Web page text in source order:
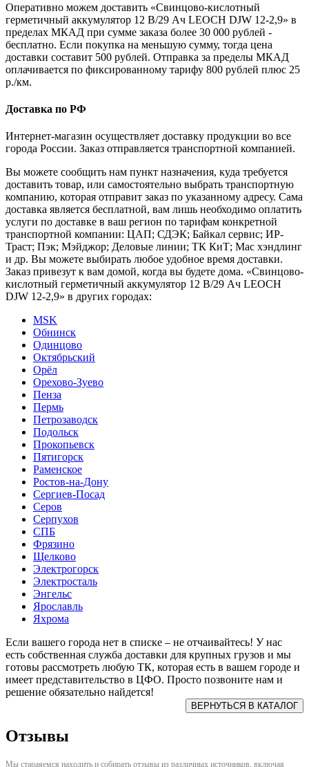
Оперативно можем доставить «Свинцово-кислотный
герметичный аккумулятор 12 В/29 Ач LEOCH DJW 12-2,9» в
пределах МКАД при сумме заказа более 30 000 рублей -
бесплатно. Если покупка на меньшую сумму, тогда цена
доставки составит 500 рублей. Отправка за пределы МКАД
оплачивается по фиксированному тарифу 800 рублей плюс 25
р./км.
Доставка по РФ
Интернет-магазин осуществляет доставку продукции во все
города России. Заказ отправляется транспортной компанией.
Вы можете сообщить нам пункт назначения, куда требуется
доставить товар, или самостоятельно выбрать транспортную
компанию, которая отправит заказ по указанному адресу. Сама
доставка является бесплатной, вам лишь необходимо оплатить
услуги по доставке в ваш регион по тарифам конкретной
транспортной компании: ЦАП; СДЭК; Байкал сервис; ИР-
Траст; Пэк; Мэйджор; Деловые линии; ТК КиТ; Мас хэндлинг
и др. Вы можете выбирать любое удобное время доставки.
Заказ привезут к вам домой, когда вы будете дома. «Свинцово-
кислотный герметичный аккумулятор 12 В/29 Ач LEOCH
DJW 12-2,9» в других городах:
MSK
Обнинск
Одинцово
Октябрьский
Орёл
Орехово-Зуево
Пенза
Пермь
Петрозаводск
Подольск
Прокопьевск
Пятигорск
Раменское
Ростов-на-Дону
Сергиев-Посад
Серов
Серпухов
СПБ
Фрязино
Щелково
Электрогорск
Электросталь
Энгельс
Ярославль
Яхрома
Если вашего города нет в списке – не отчаивайтесь! У нас
есть собственная служба доставки для крупных грузов и мы
готовы рассмотреть любую ТК, которая есть в вашем городе и
имеет представительство в ЦФО. Просто позвоните нам и
решение обязательно найдется!
Отзывы
Мы стараяемся находить и собирать отзывы из различных источников, включая